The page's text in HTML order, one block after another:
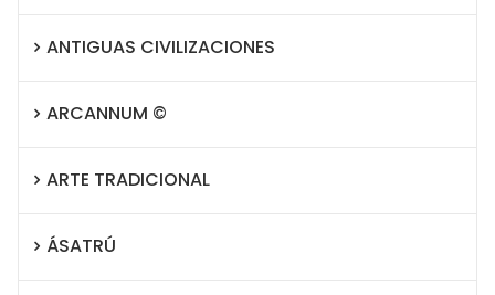
ANTIGUAS CIVILIZACIONES
ARCANNUM ©
ARTE TRADICIONAL
ÁSATRÚ